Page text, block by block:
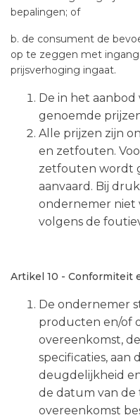
bepalingen; of
b. de consument de
op te zeggen met
prijsverhoging ingaat.
De in het
genoemde
Alle prijzen zijn
en zetfouten.
zetfouten wordt
aanvaard. Bij
ondernemer
volgens de
Artikel 10 - Conformiteit
De ondernemer
producten en/of
overeenkomst,
specificaties, aan
deugdelijkheid
de datum van
overeenkomst